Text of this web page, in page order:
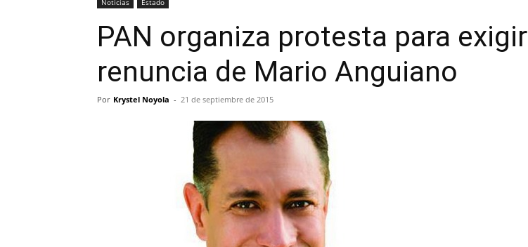
Noticias Estado
PAN organiza protesta para exigir
renuncia de Mario Anguiano
Por Krystel Noyola - 21 de septiembre de 2015